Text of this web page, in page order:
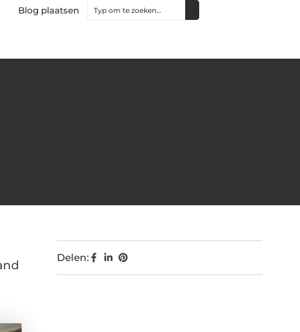
Blog plaatsen
Delen: